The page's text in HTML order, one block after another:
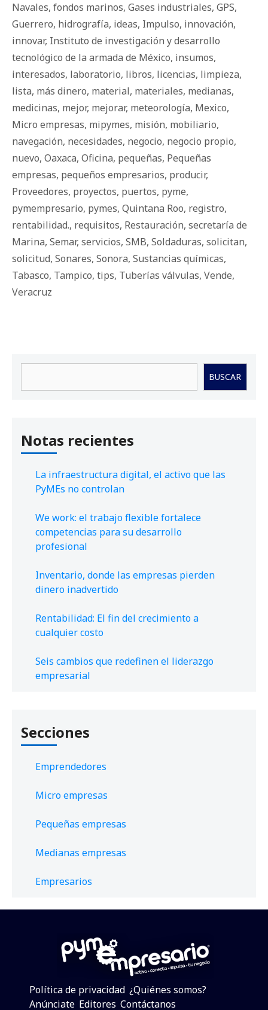
Navales, fondos marinos, Gases industriales, GPS,
Guerrero, hidrografía, ideas, Impulso, innovación,
innovar, Instituto de investigación y desarrollo
tecnológico de la armada de México, insumos,
interesados, laboratorio, libros, licencias, limpieza,
lista, más dinero, material, materiales, medianas,
medicinas, mejor, mejorar, meteorología, Mexico,
Micro empresas, mipymes, misión, mobiliario,
navegación, necesidades, negocio, negocio propio,
nuevo, Oaxaca, Oficina, pequeñas, Pequeñas
empresas, pequeños empresarios, producir,
Proveedores, proyectos, puertos, pyme,
pymempresario, pymes, Quintana Roo, registro,
rentabilidad., requisitos, Restauración, secretaría de
Marina, Semar, servicios, SMB, Soldaduras, solicitan,
solicitud, Sonares, Sonora, Sustancias químicas,
Tabasco, Tampico, tips, Tuberías válvulas, Vende,
Veracruz
BUSCAR
Notas recientes
La infraestructura digital, el activo que las
PyMEs no controlan
We work: el trabajo flexible fortalece
competencias para su desarrollo
profesional
Inventario, donde las empresas pierden
dinero inadvertido
Rentabilidad: El fin del crecimiento a
cualquier costo
Seis cambios que redefinen el liderazgo
empresarial
Secciones
Emprendedores
Micro empresas
Pequeñas empresas
Medianas empresas
Empresarios
Política de privacidad ¿Quiénes somos?
Anúnciate Editores Contáctanos